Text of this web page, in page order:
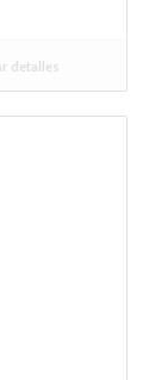
detalles